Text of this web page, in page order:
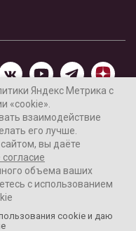
Интернет-газеты
«Ваши новости»
и нажмите Ctrl+Enter
данных
Яндекс Метрика с
«cookie».
взаимодействие
его лучше.
вы даёте
объема ваших
с использованием
cookie и даю